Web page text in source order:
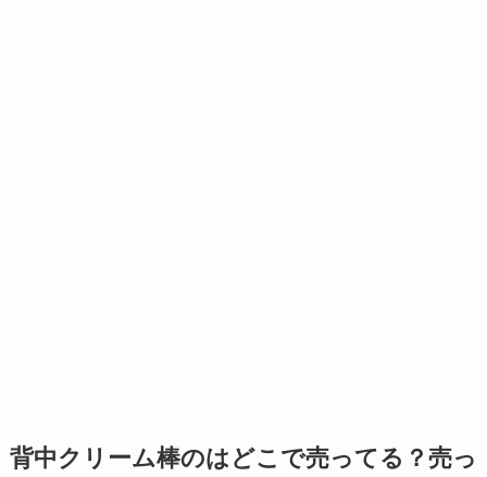
背中クリーム棒のはどこで売ってる？売っ